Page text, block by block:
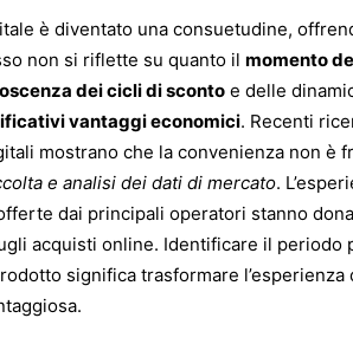
è diventato una consuetudine,
non si riflette su quanto il momento
dei cicli di sconto e delle
vantaggi economici. Recenti
mostrano che la convenienza non è
e analisi dei dati di mercato.
dai principali operatori stanno
acquisti online. Identificare il periodo
significa trasformare